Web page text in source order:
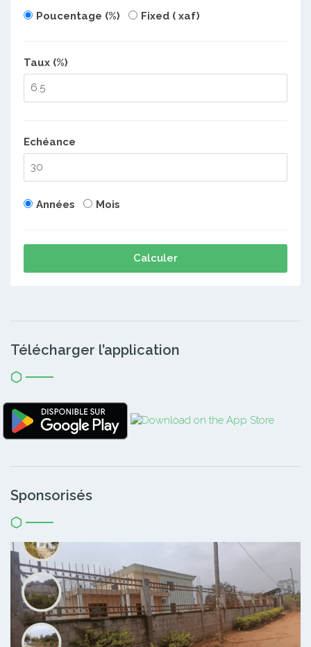
Poucentage (%) Fixed ( xaf)
Taux (%)
Echéance
Années Mois
Calculer
Télécharger l’application
Sponsorisés